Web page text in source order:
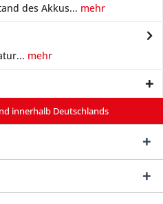
des Akkus... mehr
mehr
innerhalb Deutschlands